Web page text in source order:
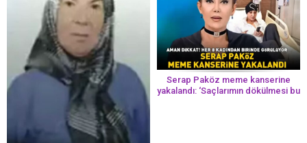
Serap Paköz meme kanserine
yakalandı: ‘Saçlarımın dökülmesi bu